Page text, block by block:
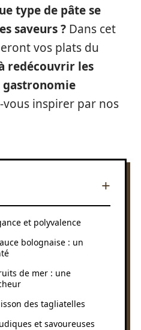
type de pâte se
saveurs ? Dans cet
vos plats du
redécouvrir les
gastronomie
vous inspirer par nos
et polyvalence
bolognaise : un
de mer : une
des tagliatelles
et savoureuses